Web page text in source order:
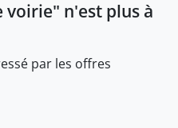
voirie" n'est plus à
par les offres